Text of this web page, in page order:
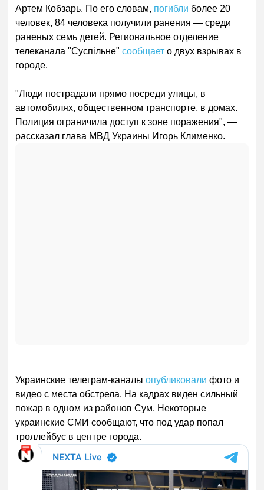
Артем Кобзарь. По его словам, погибли более 20
человек, 84 человека получили ранения — среди
раненых семь детей. Региональное отделение
телеканала "Суспільне"сообщает о двух взрывах в
городе.
"Люди пострадали прямо посреди улицы, в
автомобилях, общественном транспорте, в домах.
Полиция ограничила доступ к зоне поражения", —
рассказал глава МВД Украины Игорь Клименко.
Украинские телеграм-каналыопубликовали фото и
видео с места обстрела. На кадрах виден сильный
пожар в одном из районов Сум. Некоторые
украинские СМИ сообщают, что под удар попал
троллейбус в центре города.